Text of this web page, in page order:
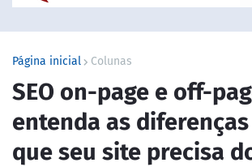
Página inicial Colunas
SEO on-page e off-
entenda as
que seu site precisa